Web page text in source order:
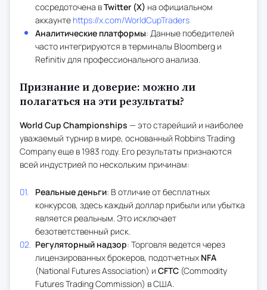
сосредоточена вTwitter (X) на официальном
аккаунте https://x.com/WorldCupTraders
Аналитические платформы: Данные победителей
часто интегрируются в терминалы Bloomberg и
Refinitiv для профессионального анализа.
Признание и доверие: можно ли
полагаться на эти результаты?
World Cup Championships — это старейший и наиболее
уважаемый турнир в мире, основанный Robbins Trading
Company еще в 1983 году. Его результаты признаются
всей индустрией по нескольким причинам:
Реальные деньги: В отличие от бесплатных
конкурсов, здесь каждый доллар прибыли или убытка
является реальным. Это исключает
безответственный риск.
Регуляторный надзор: Торговля ведется через
лицензированных брокеров, подотчетных NFA
(National Futures Association) и CFTC (Commodity
Futures Trading Commission) в США.